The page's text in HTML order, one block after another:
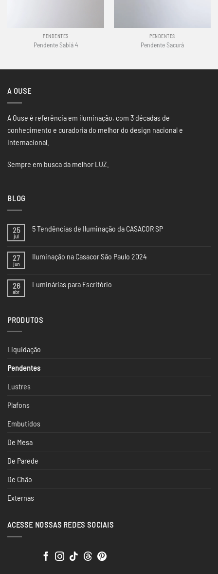
PENDENTES
Pendente Sabiá 4
PENDENTES
Pendente Sacurá
A OUSE
A Ouse é referência em iluminação, com 3 décadas de
conhecimento e curadoria do melhor do design nacional e
internacional.
Sempre em busca da melhor LUZ.
BLOG
25
jul
5 Tendências de Iluminação da CASACOR SP
da
CASACOR
27
jun
Iluminação na Casacor São Paulo 2024
Iluminação
2024
26
abr
Luminárias para Escritório
para
PRODUTOS
Liquidação
Pendentes
Lustres
Plafons
Embutidos
De Mesa
De Parede
De Chão
Externas
ACESSE NOSSAS REDES SOCIAIS